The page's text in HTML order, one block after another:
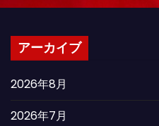
アーカイブ
2026年8月
2026年7月